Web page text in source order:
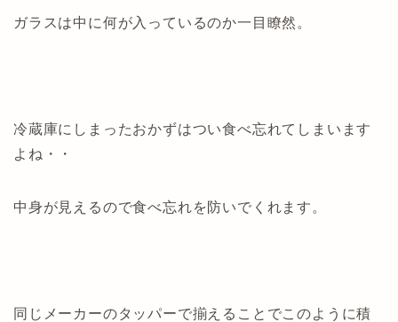
ガラスは中に何が入っているのか一目瞭然。
冷蔵庫にしまったおかずはつい食べ忘れてしまいます
よね・・
中身が見えるので食べ忘れを防いでくれます。
同じメーカーのタッパーで揃えることでこのように積